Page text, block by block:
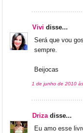
Vivi disse...
Será que vou
sempre.
Beijocas
1 de junho de 2010
Drizadisse...
Eu amo esse